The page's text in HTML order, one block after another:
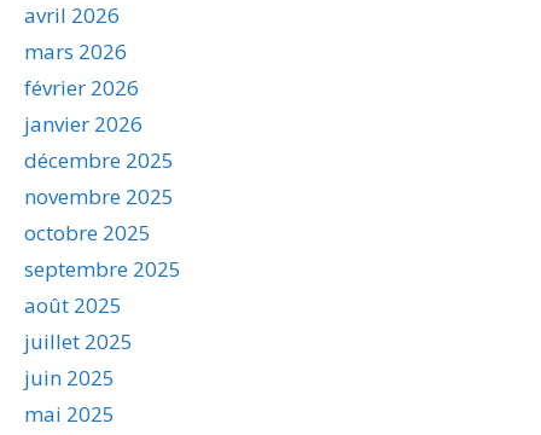
avril 2026
mars 2026
février 2026
janvier 2026
décembre 2025
novembre 2025
octobre 2025
septembre 2025
août 2025
juillet 2025
juin 2025
mai 2025